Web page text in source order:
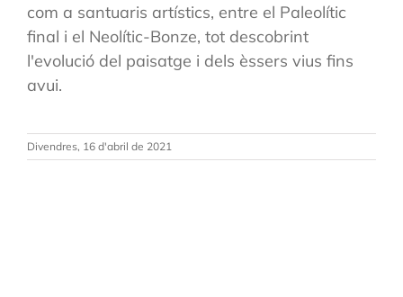
com a santuaris artístics, entre el Paleolític
final i el Neolític-Bonze, tot descobrint
l'evolució del paisatge i dels èssers vius fins
avui.
Divendres, 16 d'abril de 2021